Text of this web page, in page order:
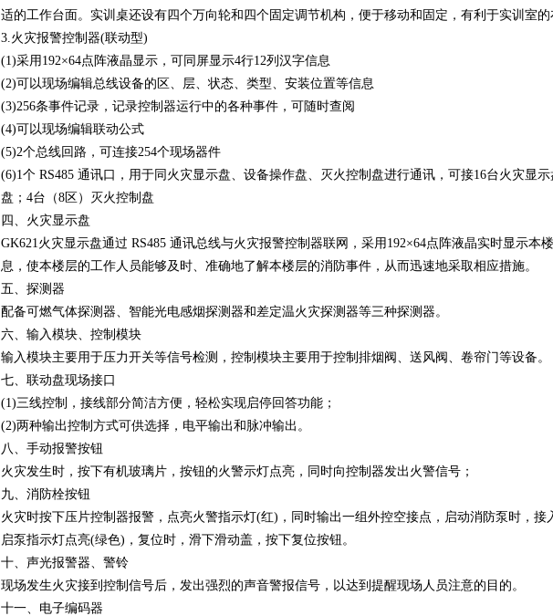
适的工作台面。实训桌还设有四个万向轮和四个固定调节机构，便于移动和固定，有利于实训室的
3.火灾报警控制器(联动型)
(1)采用192×64点阵液晶显示，可同屏显示4行12列汉字信息
(2)可以现场编辑总线设备的区、层、状态、类型、安装位置等信息
(3)256条事件记录，记录控制器运行中的各种事件，可随时查阅
(4)可以现场编辑联动公式
(5)2个总线回路，可连接254个现场器件
(6)1个 RS485 通讯口，用于同火灾显示盘、设备操作盘、灭火控制盘进行通讯，可接16台火灾显
盘；4台（8区）灭火控制盘
四、火灾显示盘
GK621火灾显示盘通过 RS485 通讯总线与火灾报警控制器联网，采用192×64点阵液晶实时显示本
息，使本楼层的工作人员能够及时、准确地了解本楼层的消防事件，从而迅速地采取相应措施。
五、探测器
配备可燃气体探测器、智能光电感烟探测器和差定温火灾探测器等三种探测器。
六、输入模块、控制模块
输入模块主要用于压力开关等信号检测，控制模块主要用于控制排烟阀、送风阀、卷帘门等设备。
七、联动盘现场接口
(1)三线控制，接线部分简洁方便，轻松实现启停回答功能；
(2)两种输出控制方式可供选择，电平输出和脉冲输出。
八、手动报警按钮
火灾发生时，按下有机玻璃片，按钮的火警示灯点亮，同时向控制器发出火警信号；
九、消防栓按钮
火灾时按下压片控制器报警，点亮火警指示灯(红)，同时输出一组外控空接点，启动消防泵时，接
启泵指示灯点亮(绿色)，复位时，滑下滑动盖，按下复位按钮。
十、声光报警器、警铃
现场发生火灾接到控制信号后，发出强烈的声音警报信号，以达到提醒现场人员注意的目的。
十一、电子编码器